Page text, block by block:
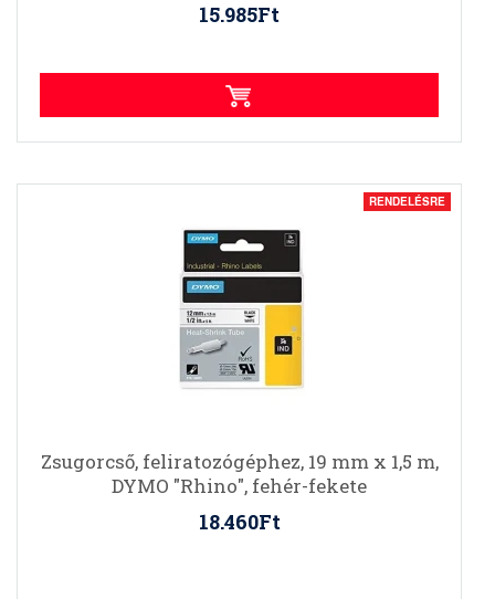
15.985Ft
RENDELÉSRE
Zsugorcső, feliratozógéphez, 19 mm x 1,5 m,
DYMO "Rhino", fehér-fekete
18.460Ft